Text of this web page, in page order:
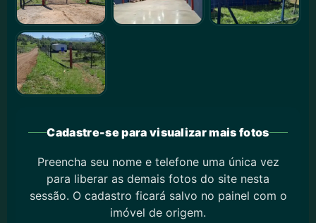
Cadastre-se para visualizar mais fotos
Preencha seu nome e telefone uma única vez
para liberar as demais fotos do site nesta
sessão. O cadastro ficará salvo no painel com o
imóvel de origem.